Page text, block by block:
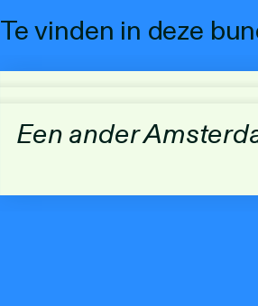
Te vinden in deze
Een ander